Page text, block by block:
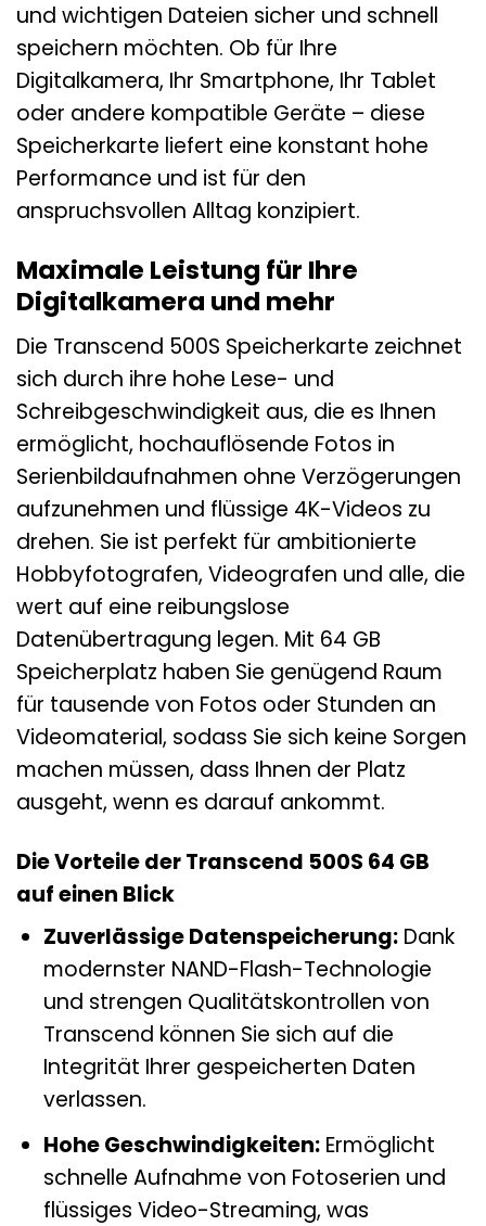
und wichtigen Dateien sicher und schnell
speichern möchten. Ob für Ihre
Digitalkamera, Ihr Smartphone, Ihr Tablet
oder andere kompatible Geräte – diese
Speicherkarte liefert eine konstant hohe
Performance und ist für den
anspruchsvollen Alltag konzipiert.
Maximale Leistung für Ihre
Digitalkamera und mehr
Die Transcend 500S Speicherkarte zeichnet
sich durch ihre hohe Lese- und
Schreibgeschwindigkeit aus, die es Ihnen
ermöglicht, hochauflösende Fotos in
Serienbildaufnahmen ohne Verzögerungen
aufzunehmen und flüssige 4K-Videos zu
drehen. Sie ist perfekt für ambitionierte
Hobbyfotografen, Videografen und alle, die
wert auf eine reibungslose
Datenübertragung legen. Mit 64 GB
Speicherplatz haben Sie genügend Raum
für tausende von Fotos oder Stunden an
Videomaterial, sodass Sie sich keine Sorgen
machen müssen, dass Ihnen der Platz
ausgeht, wenn es darauf ankommt.
Die Vorteile der Transcend 500S 64 GB
auf einen Blick
Zuverlässige Datenspeicherung:Dank
modernster NAND-Flash-Technologie
und strengen Qualitätskontrollen von
Transcend können Sie sich auf die
Integrität Ihrer gespeicherten Daten
verlassen.
Hohe Geschwindigkeiten:Ermöglicht
schnelle Aufnahme von Fotoserien und
flüssiges Video-Streaming, was